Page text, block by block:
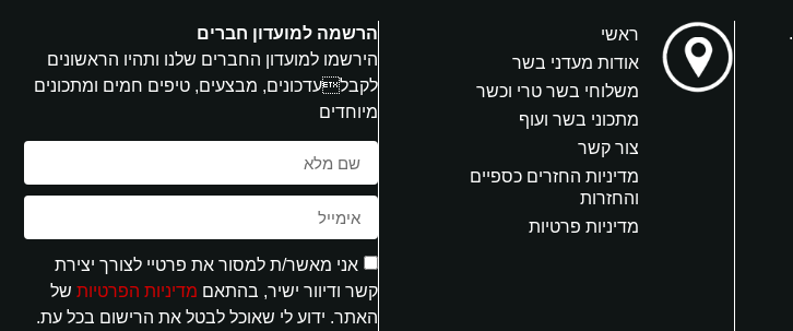
ראשי
אודות מעדני בשר
משלוחי בשר טרי וכשר
מתכוני בשר ועוף
צור קשר
מדיניות החזרים כספיים
והחזרות
מדיניות פרטיות
הרשמה למועדון חברים
הירשמו למועדון החברים שלנו ותהיו הראשונים
לקבלעדכונים, מבצעים, טיפים חמים ומתכונים
מיוחדים
אני מאשר/ת למסור את פרטיי לצורך יצירת
קשר ודיוור ישיר, בהתאם מדיניות הפרטיותשל
האתר. ידוע לי שאוכל לבטל את הרישום בכל עת.